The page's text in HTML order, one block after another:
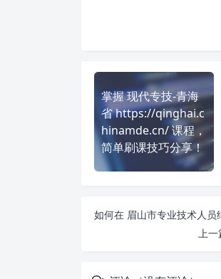
掌握 现代专技-青海
省 https://qinghai.c
hinamde.cn/ 课程，
简单刷课技巧分享！
上